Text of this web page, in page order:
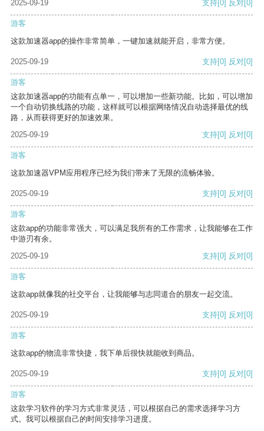
2025-09-19 支持 [0] 反对 [0]
游客
这款加速器app的操作非常简单，一键加速就能开启，非常方便。
2025-09-19 支持[0] 反对[0]
游客
这款加速器app的功能有点单一，可以增加一些新功能。比如，可以增加
一个自动切换线路的功能，这样就可以根据网络情况自动选择最优的线
路，从而获得更好的加速效果。
2025-09-19
支持[0] 反对[0]
游客
这款加速器VPM应用程序已经为我们带来了无限的流畅体验。
2025-09-19 支持[0] 反对[0]
游客
这款app的功能非常强大，可以满足我所有的工作需求，让我能够在工作
中游刃有余。
2025-09-19
支持[0] 反对[0]
游客
这款app就像我的社交平台，让我能够与志同道合的朋友一起交流。
2025-09-19 支持[0] 反对[0]
游客
这款app的物流非常快捷，我下单后很快就能收到商品。
2025-09-19 支持[0] 反对[0]
游客
这款学习软件的学习方式非常灵活，可以根据自己的需求选择学习方
式。我可以根据自己的时间安排学习进度。